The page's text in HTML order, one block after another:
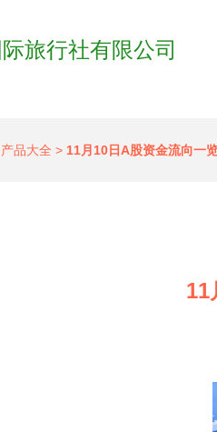
旅行社有限公司
产品大全 > 11月10日A股资金流向一
11